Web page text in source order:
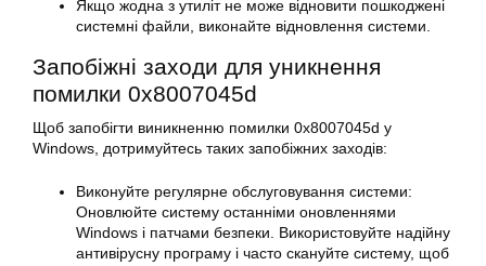
Якщо жодна з утиліт не може відновити пошкоджені
системні файли, виконайте відновлення системи.
Запобіжні заходи для уникнення
помилки 0x8007045d
Щоб запобігти виникненню помилки 0x8007045d у
Windows , дотримуйтесь таких запобіжних заходів:
Виконуйте регулярне обслуговування системи:
Оновлюйте систему останніми оновленнями
Windows і патчами безпеки. Використовуйте надійну
антивірусну програму і часто скануйте систему, щоб